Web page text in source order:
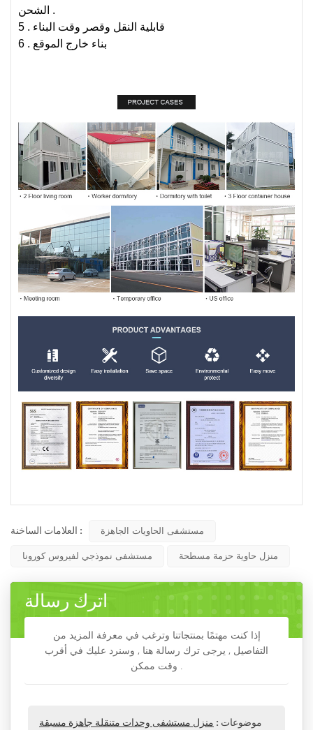
الشحن .
5 . قابلية النقل وقصر وقت البناء
6 . بناء خارج الموقع
العلامات الساخنة : مستشفى الحاويات الجاهزة
مستشفى نموذجي لفيروس كورونا منزل حاوية حزمة مسطحة
اترك رسالة
إذا كنت مهتمًا بمنتجاتنا وترغب في معرفة المزيد من
التفاصيل , يرجى ترك رسالة هنا , وسنرد عليك في أقرب
موضوعات : منزل مستشفى وحدات متنقلة جاهزة مسبقة